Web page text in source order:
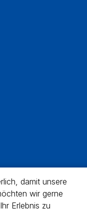
damit unsere
wir gerne
Erlebnis zu